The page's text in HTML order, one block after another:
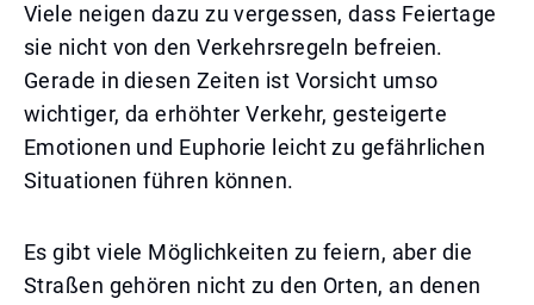
Viele neigen dazu zu vergessen, dass Feiertage
sie nicht von den Verkehrsregeln befreien.
Gerade in diesen Zeiten ist Vorsicht umso
wichtiger, da erhöhter Verkehr, gesteigerte
Emotionen und Euphorie leicht zu gefährlichen
Situationen führen können.
Es gibt viele Möglichkeiten zu feiern, aber die
Straßen gehören nicht zu den Orten, an denen